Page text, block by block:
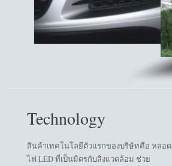
Technology
สินค้าเทคโนโลยีตัวแรกของบริษัทคือ หลอด
ไฟ LED ที่เป็นมิตรกับสิ่งแวดล้อม ช่วย